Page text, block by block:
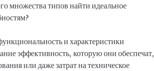
множества типов найти идеальное
и характеристики
эффективность, которую они обеспечат,
или даже затрат на техническое